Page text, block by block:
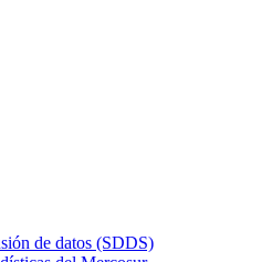
de datos (SDDS)